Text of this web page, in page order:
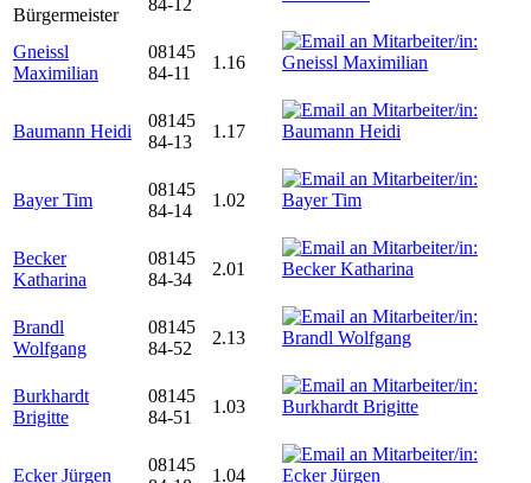
Bürgermeister
84-12
Gneissl
Maximilian
08145
84-11
1.16
Baumann Heidi
08145
84-13
1.17
Bayer Tim
08145
84-14
1.02
Becker
Katharina
08145
84-34
2.01
Brandl
Wolfgang
08145
84-52
2.13
Burkhardt
Brigitte
08145
84-51
1.03
Ecker Jürgen
08145
1.04